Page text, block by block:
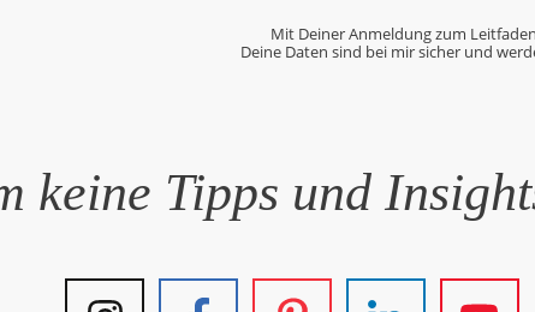
Mit Deiner Anmeldung zum
Deine Daten sind bei mir sicher und
keine Tipps und